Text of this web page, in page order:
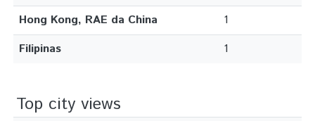
Hong Kong, RAE da China
1
Filipinas
1
Top city views